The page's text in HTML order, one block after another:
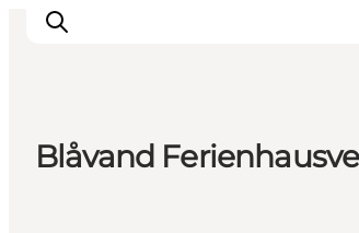
Blåvand